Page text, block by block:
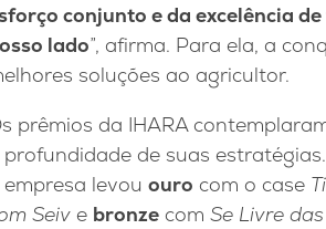
conjunto e da excelência
lado”, afirma. Para ela, a
soluções ao agricultor.
prêmios da IHARA
de suas
levou ouro com o case
Seiv e bronze com Se Livre